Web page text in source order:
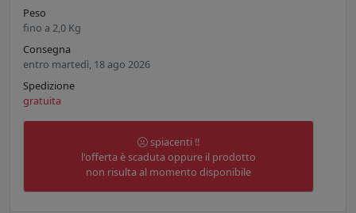
Peso
fino a 2,0 Kg
Consegna
entro martedì, 18 ago 2026
Spedizione
gratuita
spiacenti !!
l'offerta è scaduta oppure il prodotto
non risulta al momento disponibile